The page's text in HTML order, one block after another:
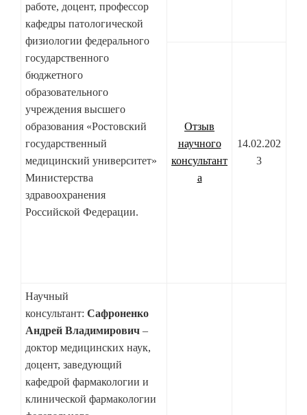
работе, доцент, профессор
кафедры патологической
физиологии федерального
государственного
бюджетного
образовательного
учреждения высшего
образования «Ростовский
государственный
медицинский университет»
Министерства
здравоохранения
Российской Федерации.
Отзыв
научного
консультант
а
14.02.202
3
Научный
консультант: Сафроненко
Андрей Владимирович –
доктор медицинских наук,
доцент, заведующий
кафедрой фармакологии и
клинической фармакологии